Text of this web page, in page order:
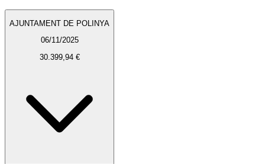
AJUNTAMENT DE POLINYA
06/11/2025
30.399,94 €